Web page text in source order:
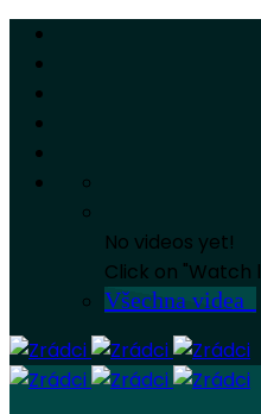
No videos yet!
Click on
Všechna videa